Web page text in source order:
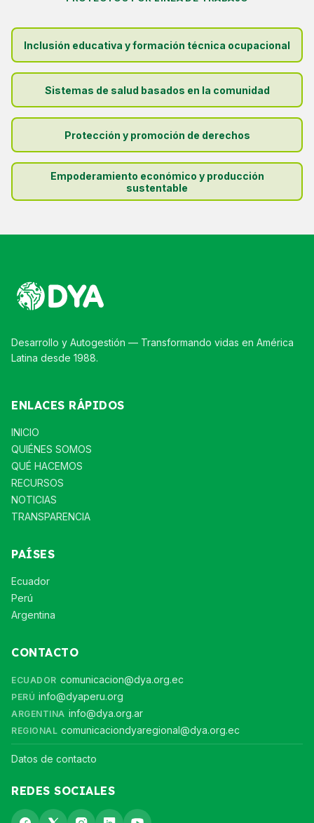
Inclusión educativa y formación técnica ocupacional
Sistemas de salud basados en la comunidad
Protección y promoción de derechos
Empoderamiento económico y producción
sustentable
Desarrollo y Autogestión — Transformando vidas en América
Latina desde 1988.
ENLACES RÁPIDOS
INICIO
QUIÉNES SOMOS
QUÉ HACEMOS
RECURSOS
NOTICIAS
TRANSPARENCIA
PAÍSES
Ecuador
Perú
Argentina
CONTACTO
ECUADOR comunicacion@dya.org.ec
PERÚ info@dyaperu.org
ARGENTINA info@dya.org.ar
REGIONAL comunicaciondyaregional@dya.org.ec
Datos de contacto
REDES SOCIALES